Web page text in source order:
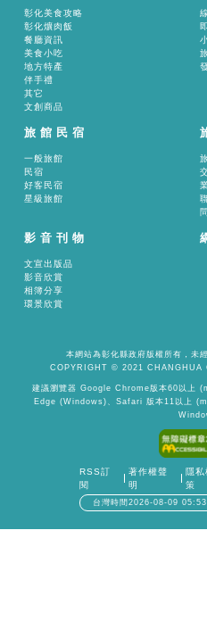
彰化美食攻略
彰化爌肉飯
餐廳資訊
美食小吃
地方特產
伴手禮
其它
文創商品
旅館民宿
一般旅館
民宿
好客民宿
星級旅館
影音刊物
文宣出版品
影音欣賞
相簿分享
環景欣賞
本網站為彰化縣政府版權所有，未
COPYRIGHT © 2021 CHANGHUA
建議瀏覽器 Google Chrome版本60以上
Edge (Windows)、Safari 版本11以上
RSS訂
閱
著作權聲
明
隱私
策
台灣時間2026-08-09